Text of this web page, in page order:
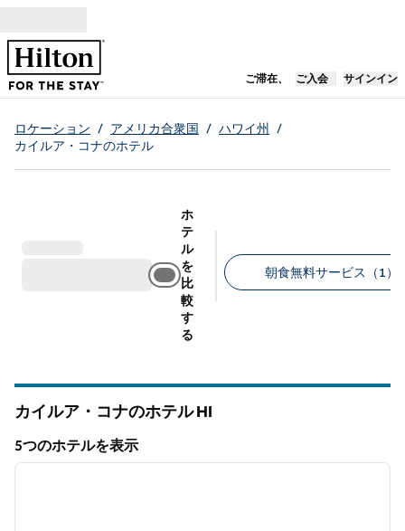
ご滞在、 新しいタブで開
ご入会 サインイン
ロケーション / アメリカ合衆国 / ハワイ州
/
カイルア・コナのホテル
ホ
テ
ル
を
比
較
す
る
朝食無料サービス（1）
カイルア・コナのホテルHI
5つのホテルを表示
5つのホテルを表示
1/8
次の